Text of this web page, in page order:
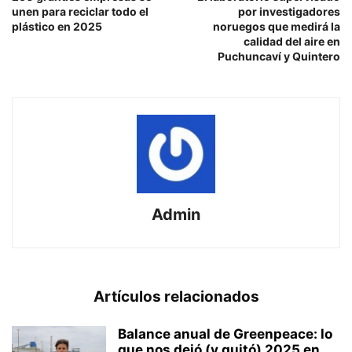
unen para reciclar todo el
plástico en 2025
por investigadores
noruegos que medirá la
calidad del aire en
Puchuncaví y Quintero
Admin
Artículos relacionados
Balance anual de Greenpeace: lo